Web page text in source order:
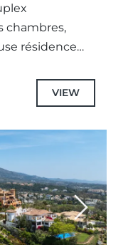
chambres,
résidence
VIEW
Next